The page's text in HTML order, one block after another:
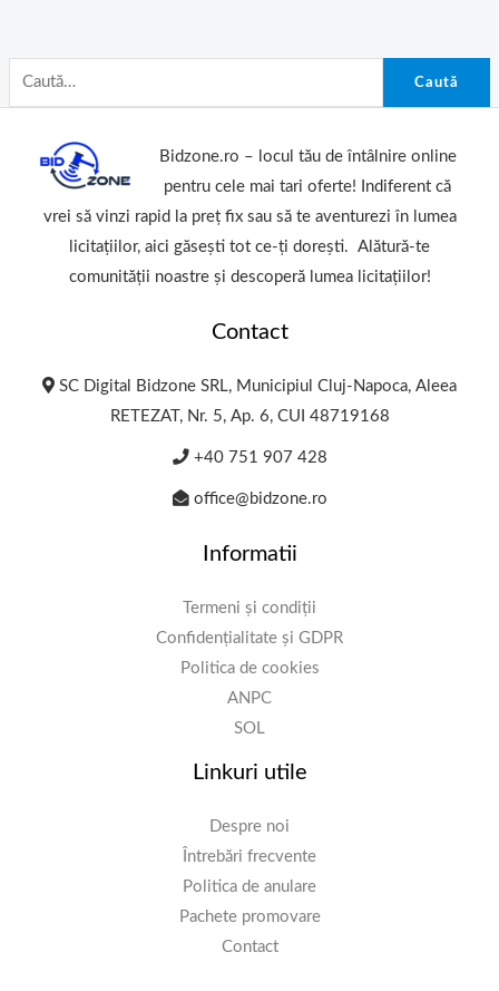
Caută
Bidzone.ro – locul tău de întâlnire online
pentru cele mai tari oferte! Indiferent că
vrei să vinzi rapid la preț fix sau să te aventurezi în lumea
licitațiilor, aici găsești tot ce-ți dorești. Alătură-te
comunității noastre și descoperă lumea licitațiilor!
Contact
SC Digital Bidzone SRL, Municipiul Cluj-Napoca, Aleea
RETEZAT, Nr. 5, Ap. 6, CUI 48719168
+40 751 907 428
office@bidzone.ro
Informatii
Termeni și condiții
Confidențialitate și GDPR
Politica de cookies
ANPC
SOL
Linkuri utile
Despre noi
Întrebări frecvente
Politica de anulare
Pachete promovare
Contact